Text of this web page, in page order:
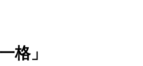
格」